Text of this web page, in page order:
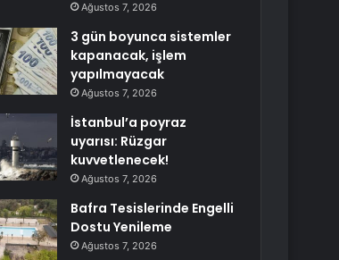
Ağustos 7, 2026
3 gün boyunca sistemler
kapanacak, işlem
yapılmayacak
Ağustos 7, 2026
İstanbul’a poyraz
uyarısı: Rüzgar
kuvvetlenecek!
Ağustos 7, 2026
Bafra Tesislerinde Engelli
Dostu Yenileme
Ağustos 7, 2026